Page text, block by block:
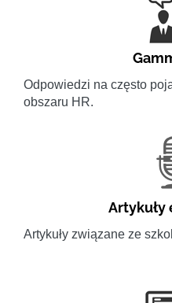
Odpowiedzi na często
obszaru HR.
Artykuły
Artykuły związane ze